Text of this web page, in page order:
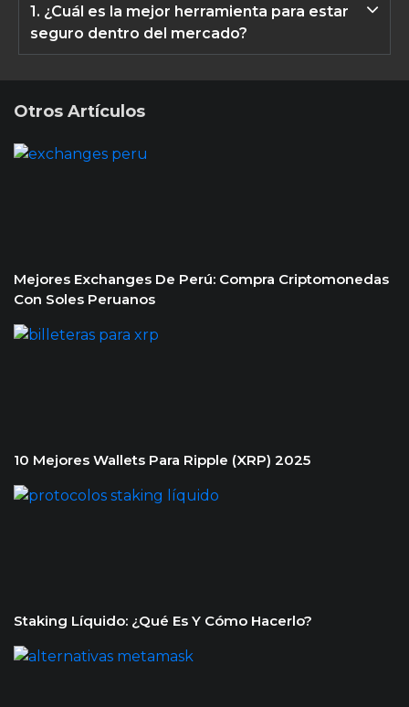
1. ¿Cuál es la mejor herramienta para estar
seguro dentro del mercado?
Como se dijo anteriormente, la herramienta esencial para
estar más confiados en esta industria es el Software Anti-
Virus porque te ayuda a detectar cualquier troyano o
uno reconocido y seguro.
Otros Artículos
Mejores Exchanges De Perú: Compra Criptomonedas
Con Soles Peruanos
10 Mejores Wallets Para Ripple (XRP) 2025
Staking Líquido: ¿Qué Es Y Cómo Hacerlo?